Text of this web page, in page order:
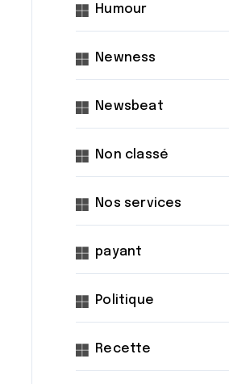
Humour
Newness
Newsbeat
Non classé
Nos services
payant
Politique
Recette